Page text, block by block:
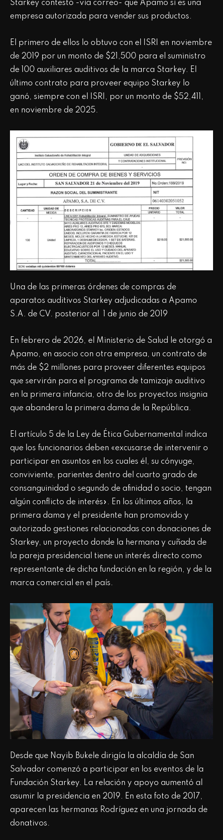
Starkey contestó -vía correo- que Apamo sí es una
empresa autorizada para vender sus productos.
El primero de ellos lo obtuvo con el ISRI en noviembre
de 2019 por un monto de $21,500 para el suministro
de 100 auxiliares auditivos de la marca Starkey. El
último contrato para proveer equipo Starkey lo
ganó, siempre con el ISRI, por un monto de $52,411,
en noviembre de 2025.
Una de las primeras órdenes de compras de
aparatos auditivos Starkey adjudicadas a Apamo
S.A. de CV. posterior al 1 de junio de 2019
En febrero de 2026, el Ministerio de Salud le otorgó a
Apamo, en asocio con otra empresa, un contrato de
más de $2 millones para proveer diferentes equipos
que servirán para el programa de tamizaje auditivo
en la primera infancia, otro de los proyectos insignia
que abandera la primera dama de la República.
El artículo 5 de la Ley de Ética Gubernamental indica
que los funcionarios deben «excusarse de intervenir o
participar en asuntos en los cuales él, su cónyuge,
conviviente, parientes dentro del cuarto grado de
consanguinidad o segundo de afinidad o socio, tengan
algún conflicto de interés». En los últimos años, la
primera dama y el presidente han promovido y
autorizado gestiones relacionadas con donaciones de
Starkey, un proyecto donde la hermana y cuñada de
la pareja presidencial tiene un interés directo como
representante de dicha fundación en la región, y de la
marca comercial en el país.
Desde que Nayib Bukele dirigía la alcaldía de San
Salvador comenzó a participar en los eventos de la
Fundación Starkey. La relación y apoyo aumentó al
asumir la presidencia en 2019. En esta foto de 2017,
aparecen las hermanas Rodríguez en una jornada de
donativos.